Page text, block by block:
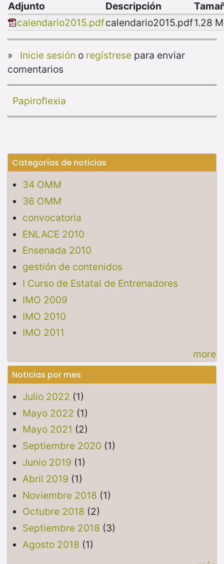
Adjunto Descripción
calendario2015.pdfcalendario2015.pdf1.28
» Inicie sesión o regístresepara enviar
comentarios
Papiroflexia
Categorías de noticias
34 OMM
36 OMM
convocatoria
ENLACE 2010
Ensenada 2010
gestión de contenidos
I Curso de Estatal de Entrenadores
IMO 2009
IMO 2010
IMO 2011
more
Noticias por mes
Julio 2022 (1)
Mayo 2022 (1)
Mayo 2021 (2)
Septiembre 2020 (1)
Junio 2019 (1)
Abril 2019 (1)
Noviembre 2018 (1)
Octubre 2018 (2)
Septiembre 2018 (3)
Agosto 2018 (1)